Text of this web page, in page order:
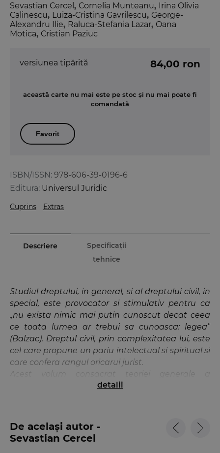
Sevastian Cercel , Cornelia Munteanu, Irina Olivia
Calinescu, Luiza-Cristina Gavrilescu, George-
Alexandru Ilie, Raluca-Stefania Lazar, Oana
Motica, Cristian Paziuc
ISBN/ISSN: 978-606-39-0196-6
Editura: Universul Juridic
Cuprins Extras
versiunea tipărită 84,00 ron
această carte nu mai este pe stoc și nu mai poate fi
comandată
Favorit
Descriere
Specificații
tehnice
Studiul dreptului, in general, si al dreptului civil, in
special, este provocator si stimulativ pentru ca
„nu exista nimic mai putin cunoscut decat ceea
ce toata lumea ar trebui sa cunoasca: legea”
(Balzac). Dreptul civil, prin complexitatea lui, este
cel care propune un pariu intelectual si spiritual si
care confera rangul oricarui jurist.
Acest volum consacrat teoriei generale a
dreptului civil (partii generale) este rodul
(Bucuresti, Iasi, Cluj, Sibiu, Timisoara, Craiova). El
vrea sa ofere studentilor, in primul rand, dar si
celor care vor sa patrunda in tainele acestui
detalii
De același autor -
Sevastian Cercel